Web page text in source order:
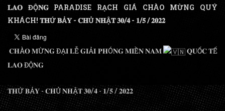
𝐋𝐀𝐎 ĐỘ𝐍𝐆 PARADISE RẠCH GIÁ CHÀO MỪNG QUÝ
KHÁCH! 𝐓𝐇Ứ 𝐁Ả𝐘 - 𝐂𝐇Ủ 𝐍𝐇Ậ𝐓 𝟑𝟎/𝟒 - 𝟏/𝟓 / 𝟐𝟎𝟐𝟐
𝐂𝐇À𝐎 𝐌Ừ𝐍𝐆 ĐẠ𝐈 𝐋Ễ 𝐆𝐈Ả𝐈 𝐏𝐇Ó𝐍𝐆 𝐌𝐈Ề𝐍 𝐍𝐀𝐌
𝐐𝐔Ố𝐂 𝐓Ế
𝐋𝐀𝐎 ĐỘ𝐍𝐆
𝐓𝐇Ứ 𝐁Ả𝐘 - 𝐂𝐇Ủ 𝐍𝐇Ậ𝐓 𝟑𝟎/𝟒 - 𝟏/𝟓 / 𝟐𝟎𝟐𝟐